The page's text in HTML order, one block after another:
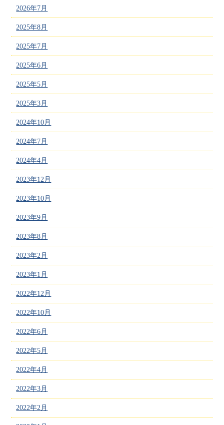
2026年7月
2025年8月
2025年7月
2025年6月
2025年5月
2025年3月
2024年10月
2024年7月
2024年4月
2023年12月
2023年10月
2023年9月
2023年8月
2023年2月
2023年1月
2022年12月
2022年10月
2022年6月
2022年5月
2022年4月
2022年3月
2022年2月